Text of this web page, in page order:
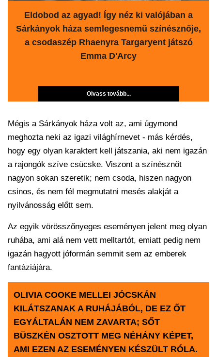
Eldobod az agyad! Így néz ki valójában a
Sárkányok háza semlegesnemű színésznője,
a csodaszép Rhaenyra Targaryent játszó
Emma D'Arcy
Olvass tovább...
Mégis a Sárkányok háza volt az, ami úgymond
meghozta neki az igazi világhírnevet - más kérdés,
hogy egy olyan karaktert kell játszania, aki nem igazán
a rajongók szíve csücske. Viszont a színésznőt
nagyon sokan szeretik; nem csoda, hiszen nagyon
csinos, és nem fél megmutatni mesés alakját a
nyilvánosság előtt sem.
Az egyik vörösszőnyeges eseményen jelent meg olyan
ruhába, ami alá nem vett melltartót, emiatt pedig nem
igazán hagyott jóformán semmit sem az emberek
fantáziájára.
OLIVIA COOKE MELLEI JÓCSKÁN
KILÁTSZANAK A RUHÁJÁBÓL, DE EZ ŐT
EGYÁLTALÁN NEM ZAVARTA; SŐT
BÜSZKÉN OSZTOTT MEG NÉHÁNY KÉPET,
AMI EZEN AZ ESEMÉNYEN KÉSZÜLT RÓLA.